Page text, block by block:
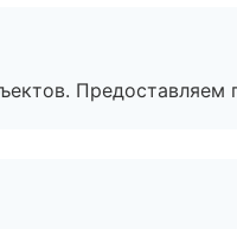
Предоставляем